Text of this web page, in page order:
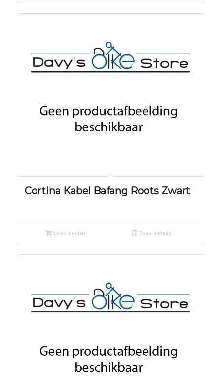
Cortina Kabel Bafang Roots Zwart
Lees verder Toon details